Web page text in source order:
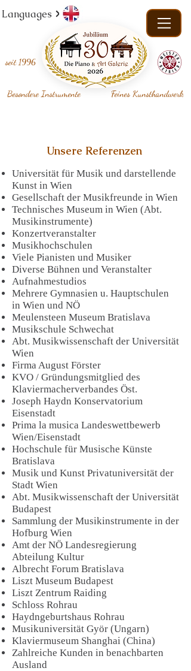
Languages
seit 1996
Besondere Instrumente Feines Kunsthandwerk
Unsere Referenzen
Universität für Musik und darstellende
Kunst in Wien
Gesellschaft der Musikfreunde in Wien
Technisches Museum in Wien (Abt.
Musikinstrumente)
Konzertveranstalter
Musikhochschulen
Viele Pianisten und Musiker
Diverse Bühnen und Veranstalter
Aufnahmestudios
Mehrere Gymnasien u. Hauptschulen
in Wien und NÖ
Meulensteen Museum Bratislava
Musikschule Schwechat
Abt. Musikwissenschaft der Universität
Wien
Firma August Förster
KVO / Gründungsmitglied des
Klaviermacherverbandes Öst.
Joseph Haydn Konservatorium
Eisenstadt
Prima la musica Landeswettbewerb
Wien/Eisenstadt
Hochschule für Musische Künste
Bratislava
Musik und Kunst Privatuniversität der
Stadt Wien
Abt. Musikwissenschaft der Universität
Budapest
Sammlung der Musikinstrumente in der
Hofburg Wien
Amt der NÖ Landesregierung
Abteilung Kultur
Albrecht Forum Bratislava
Liszt Museum Budapest
Liszt Zentrum Raiding
Schloss Rohrau
Haydngeburtshaus Rohrau
Musikuniversität Györ (Ungarn)
Klaviermuseum Shanghai (China)
Zahlreiche Kunden in benachbarten
Ausland